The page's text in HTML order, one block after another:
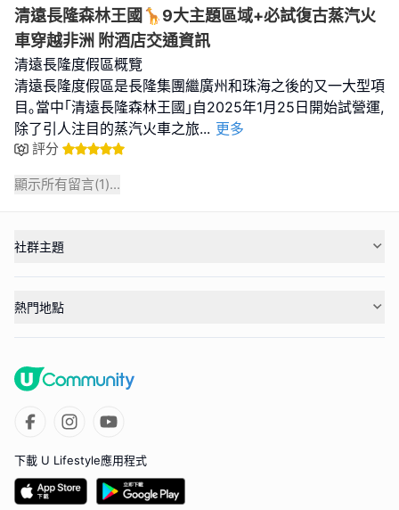
清遠長隆森林王國🦒9大主題區域+必試復古蒸汽火
車穿越非洲 附酒店交通資訊
清遠長隆度假區概覽
清遠長隆度假區是長隆集團繼廣州和珠海之後的又一大型項
目｡當中｢清遠長隆森林王國｣自2025年1月25日開始試營運,
除了引人注目的蒸汽火車之旅... 更多
評分
顯示所有留言(1)...
社群主題
熱門地點
下載 U Lifestyle應用程式